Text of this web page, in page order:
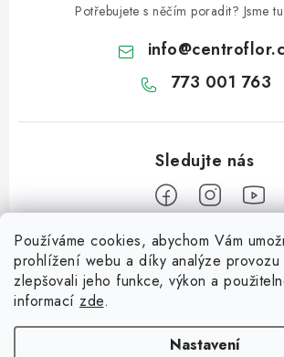
Používáme cookies, abychom Vám
prohlížení webu a díky analýze provozu
zlepšovali jeho funkce, výkon a
informací zde.
Nastavení
Potřebujete s něčím poradit? Jsme
info@
773 001 763
Informace pro vás
Dopravné
Tipy na tvoření